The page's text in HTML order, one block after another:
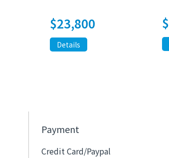
$23,800
Details
$
Payment
Credit Card/Paypal